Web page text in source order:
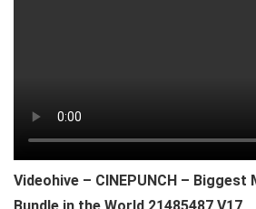
Videohive – CINEPUNCH –